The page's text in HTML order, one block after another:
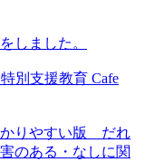
しました。
別支援教育 Cafe
かりやすい版 だれ
のある・なしに関